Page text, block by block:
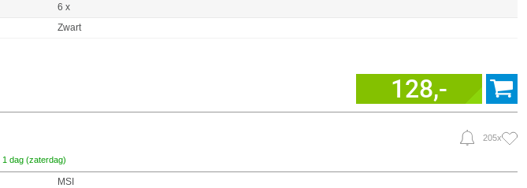
6 x
Zwart
128,-
205x
1 dag (zaterdag)
MSI